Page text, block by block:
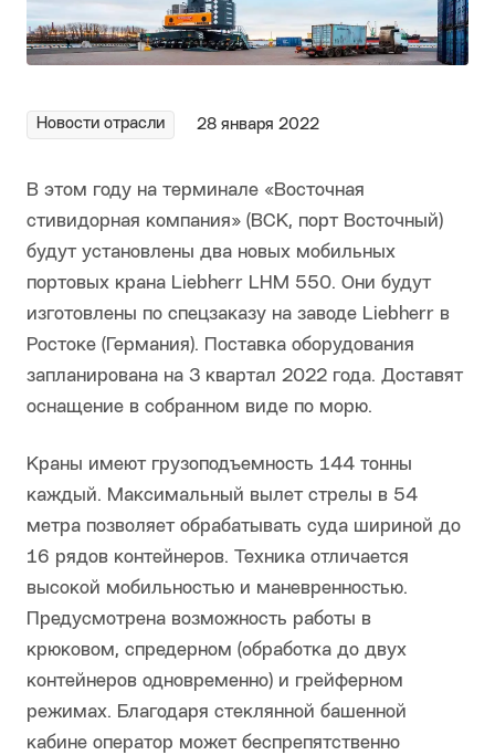
Новости отрасли 28 января 2022
В этом году на терминале «Восточная
стивидорная компания» (ВСК, порт Восточный)
будут установлены два новых мобильных
портовых крана Liebherr LHM 550. Они будут
изготовлены по спецзаказу на заводе Liebherr в
Ростоке (Германия). Поставка оборудования
запланирована на 3 квартал 2022 года. Доставят
оснащение в собранном виде по морю.
Краны имеют грузоподъемность 144 тонны
каждый. Максимальный вылет стрелы в 54
метра позволяет обрабатывать суда шириной до
16 рядов контейнеров. Техника отличается
высокой мобильностью и маневренностью.
Предусмотрена возможность работы в
крюковом, спредерном (обработка до двух
контейнеров одновременно) и грейферном
режимах. Благодаря стеклянной башенной
кабине оператор может беспрепятственно